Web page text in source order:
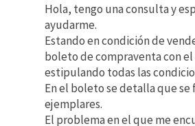
Hola, tengo una consulta y
ayudarme.
Estando en condición de
boleto de compraventa con
estipulando todas las
En el boleto se detalla que se
ejemplares.
El problema en el que me